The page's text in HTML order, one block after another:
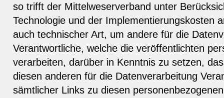
so trifft der Mittelweserverband unter
Technologie und der Implementierungskosten
auch technischer Art, um andere für die
Verantwortliche, welche die veröffentlichten
verarbeiten, darüber in Kenntnis zu setzen,
diesen anderen für die Datenverarbeitung
sämtlicher Links zu diesen